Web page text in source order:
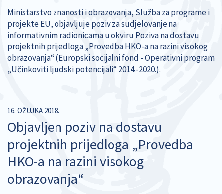
Ministarstvo znanosti i obrazovanja, Služba za programe i
projekte EU, objavljuje poziv za sudjelovanje na
informativnim radionicama u okviru Poziva na dostavu
projektnih prijedloga „Provedba HKO-a na razini visokog
obrazovanja“ (Europski socijalni fond - Operativni program
„Učinkoviti ljudski potencijali“ 2014.-2020.).
16. OŽUJKA 2018.
Objavljen poziv na dostavu
projektnih prijedloga „Provedba
HKO-a na razini visokog
obrazovanja“